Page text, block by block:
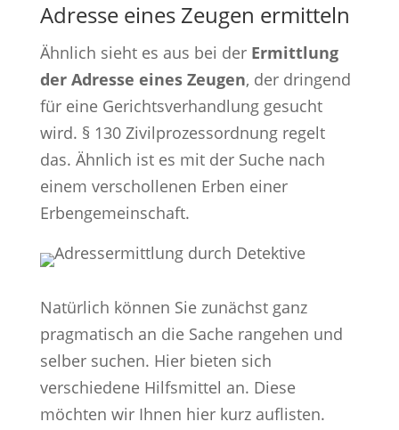
Adresse eines Zeugen ermitteln
Ähnlich sieht es aus bei der Ermittlung
der Adresse eines Zeugen, der dringend
für eine Gerichtsverhandlung gesucht
wird. § 130 Zivilprozessordnung regelt
das. Ähnlich ist es mit der Suche nach
einem verschollenen Erben einer
Erbengemeinschaft.
Natürlich können Sie zunächst ganz
pragmatisch an die Sache rangehen und
selber suchen. Hier bieten sich
verschiedene Hilfsmittel an. Diese
möchten wir Ihnen hier kurz auflisten.